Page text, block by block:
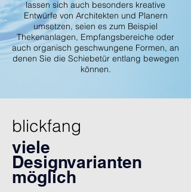
lassen sich auch besonders kreative
Entwürfe von Architekten und Planern
umsetzen, seien es zum Beispiel
Thekenanlagen, Empfangsbereiche oder
auch organisch geschwungene Formen, an
denen Sie die Schiebetür entlang bewegen
können.
blickfang
viele
Designvarianten
möglich